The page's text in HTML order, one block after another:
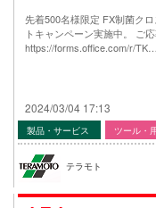
先着500名様限定 FX制菌ク
トキャンペーン実施中。
https://forms.office.com/r/TK…
2024/03/04 17:13
製品・サービス ツール・
テラモト